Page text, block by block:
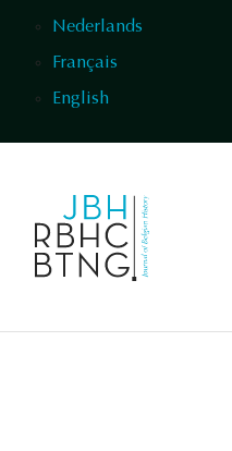
Nederlands
Français
English